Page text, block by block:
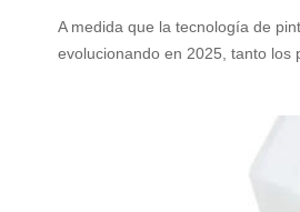
A medida que la tecnología de
evolucionando en 2025, tanto los
satisfacen diferentes